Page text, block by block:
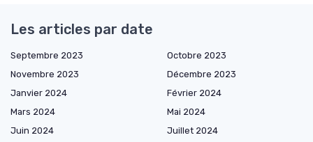
Les articles par date
Septembre 2023
Octobre 2023
Novembre 2023
Décembre 2023
Janvier 2024
Février 2024
Mars 2024
Mai 2024
Juin 2024
Juillet 2024